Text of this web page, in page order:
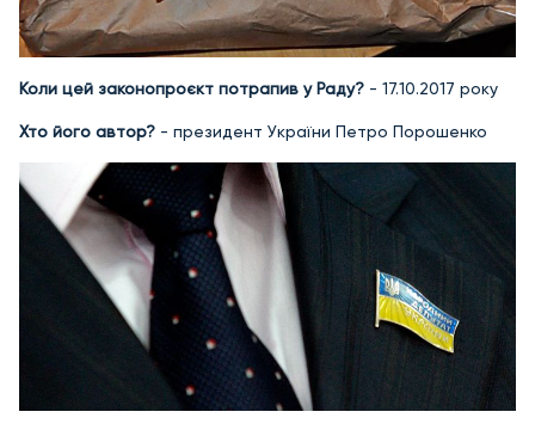
Коли цей законопроєкт потрапив у Раду? - 17.10.2017 року
Хто його автор? - президент України Петро Порошенко